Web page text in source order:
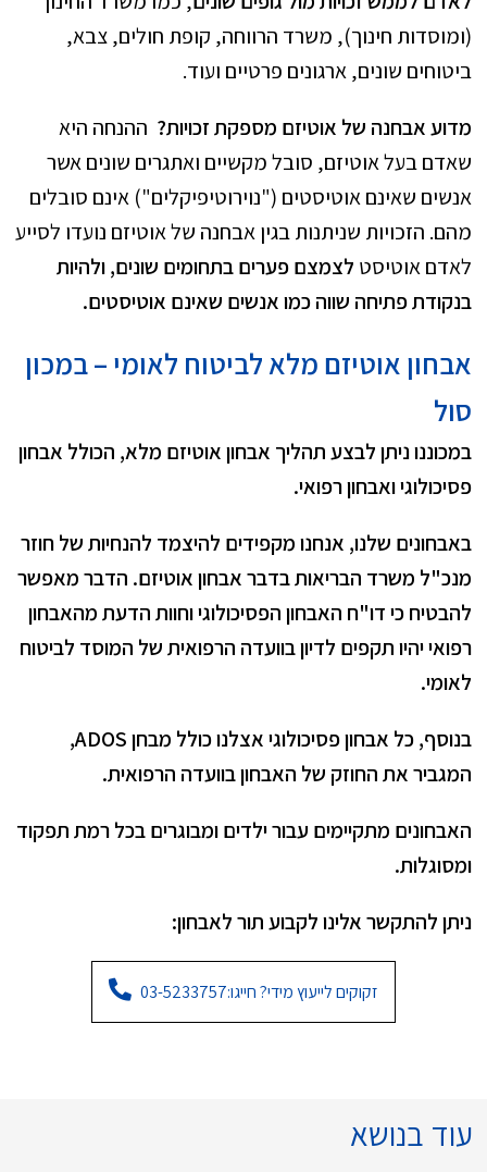
(ומוסדות חינוך), משרד הרווחה, קופת חולים, צבא,
ביטוחים שונים, ארגונים פרטיים ועוד.
מדוע אבחנה של אוטיזם מספקת זכויות? ההנחה היא
שאדם בעל אוטיזם, סובל מקשיים ואתגרים שונים אשר
אנשים שאינם אוטיסטים ("נוירוטיפיקלים") אינם סובלים
מהם. הזכויות שניתנות בגין אבחנה של אוטיזם נועדו לסייע
לאדם אוטיסט לצמצם פערים בתחומים שונים, ולהיות
בנקודת פתיחה שווה כמו אנשים שאינם אוטיסטים.
אבחון אוטיזם מלא לביטוח לאומי – במכון
סול
במכוננו ניתן לבצע תהליך אבחון אוטיזם מלא, הכולל אבחון
פסיכולוגי ואבחון רפואי.
באבחונים שלנו, אנחנו מקפידים להיצמד להנחיות של חוזר
מנכ"ל משרד הבריאות בדבר אבחון אוטיזם. הדבר מאפשר
להבטיח כי דו"ח האבחון הפסיכולוגי וחוות הדעת מהאבחון
רפואי יהיו תקפים לדיון בוועדה הרפואית של המוסד לביטוח
לאומי.
בנוסף, כל אבחון פסיכולוגי אצלנו כולל מבחן ADOS,
המגביר את החוזק של האבחון בוועדה הרפואית.
האבחונים מתקיימים עבור ילדים ומבוגרים בכל רמת תפקוד
ומסוגלות.
ניתן להתקשר אלינו לקבוע תור לאבחון:
זקוקים לייעוץ מידי? חייגו:03-5233757
עוד בנושא